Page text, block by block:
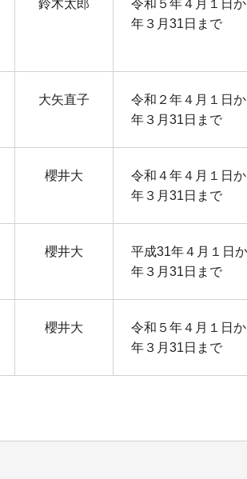
鈴木太郎
令和５年４月１日
年３月31日まで
大矢直子
令和２年４月１日
年３月31日まで
櫻井大
令和４年４月１日
年３月31日まで
櫻井大
平成31年４月１日
年３月31日まで
櫻井大
令和５年４月１日
年３月31日まで